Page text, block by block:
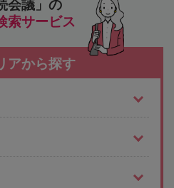
会議」の
索サービス
アから探す